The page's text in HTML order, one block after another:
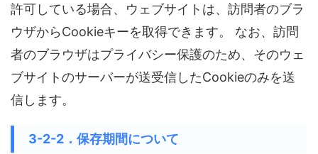
許可している場合、ウェブサイトは、訪問者のブラ
ウザからCookieキーを取得できます。 なお、訪問
者のブラウザはプライバシー保護のため、そのウェ
ブサイトのサーバーが送受信したCookieのみを送
信します。
3-2-2．保存期間について